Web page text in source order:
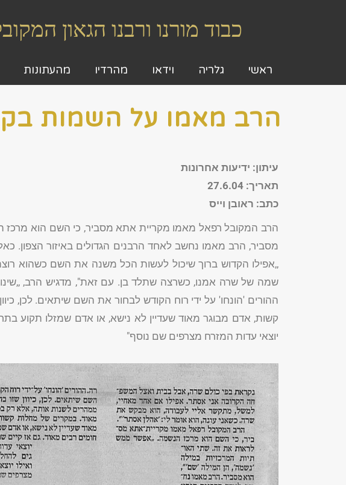
כבוד מורנו ורבנו הגאון
ראשי גלריה וידאו מהרדיו מהעתונות
הרב מאמו על השמות
עיתון: ידיעות אחרונות
תאריך: 27.6.04
כתב: ראובן וייס
הרב המקובל רפאל מאמו מקריית אתא מסביר, כי השם הוא
מסביר, הרב מאמו נחשב לאחד הרבנים הגדולים באיזור הצפון.
,,אפילו הקדוש ברוך שיכול לעשות הכל משנה את השם כשהוא
שמה של שרה אמנו, כשרצה שתלד בן. עם זאת", מדגיש הרב,
ההורים 'הונחו' על ידי רוח הקודש לבחור את השם שיתאים. לכן,
קשות, אדם מבוגר מאוד שעדיין לא נישא, או אדם שמזלו תקוע
יוצאי עדות המזרח מצרפים שם נוסף"